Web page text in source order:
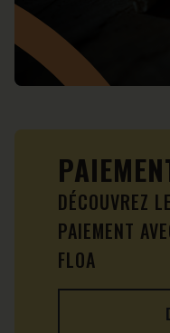
DÉCOUVREZ
PAIEMENT
FLOA